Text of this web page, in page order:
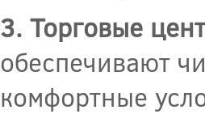
3. Торговые
обеспечивают
комфортные